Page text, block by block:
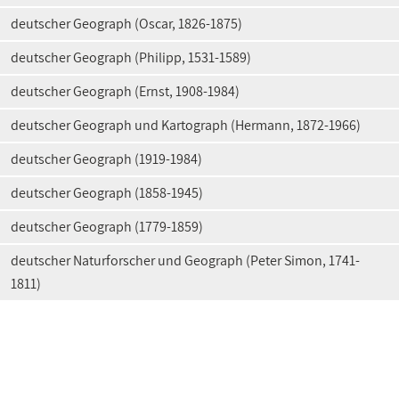
deutscher Geograph (Oscar, 1826-1875)
deutscher Geograph (Philipp, 1531-1589)
deutscher Geograph (Ernst, 1908-1984)
deutscher Geograph und Kartograph (Hermann, 1872-1966)
deutscher Geograph (1919-1984)
deutscher Geograph (1858-1945)
deutscher Geograph (1779-1859)
deutscher Naturforscher und Geograph (Peter Simon, 1741-
1811)